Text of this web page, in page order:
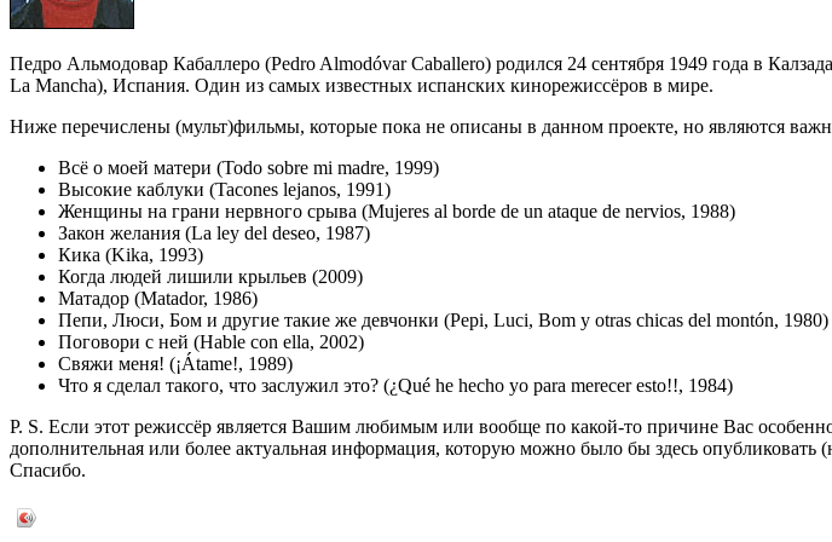
Педро Альмодовар Кабаллеро (Pedro Almodóvar Caballero) родился 24 сентября 1949 года в
La Mancha), Испания. Один из самых известных испанских кинорежиссёров в мире.
Ниже перечислены (мульт)фильмы, которые пока не описаны в данном проекте, но являются
Всё о моей матери (Todo sobre mi madre, 1999)
Высокие каблуки (Tacones lejanos, 1991)
Женщины на грани нервного срыва (Mujeres al borde de un ataque de nervios, 1988)
Закон желания (La ley del deseo, 1987)
Кика (Kika, 1993)
Когда людей лишили крыльев (2009)
Матадор (Matador, 1986)
Пепи, Люси, Бом и другие такие же девчонки (Pepi, Luci, Bom y otras chicas del montón, 1980)
Поговори с ней (Hable con ella, 2002)
Свяжи меня! (¡Átame!, 1989)
Что я сделал такого, что заслужил это? (¿Qué he hecho yo para merecer esto!!, 1984)
P. S. Если этот режиссёр является Вашим любимым или вообще по какой-то причине Вас
дополнительная или более актуальная информация, которую можно было бы здесь
Спасибо.